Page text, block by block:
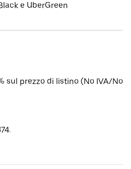
e UberGreen
sul prezzo di listino (No IVA/No